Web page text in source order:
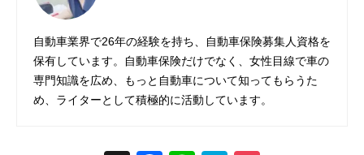
自動車業界で26年の経験を持ち、自動車保険募集人資格を
保有しています。自動車保険だけでなく、女性目線で車の
専門知識を広め、もっと自動車について知ってもらうた
め、ライターとして積極的に活動しています。